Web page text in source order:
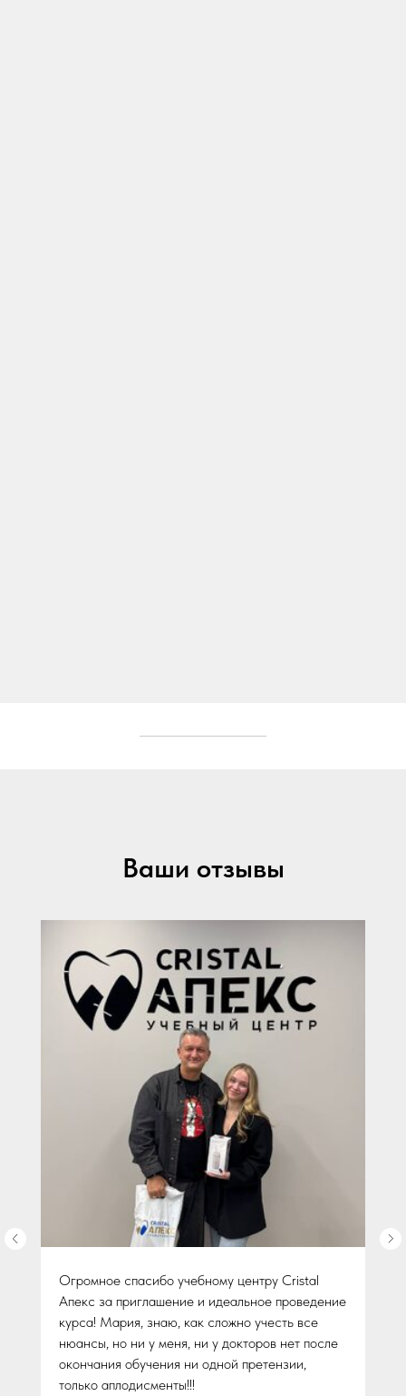
Ваши отзывы
Огромное спасибо учебному центру Cristal
Апекс за приглашение и идеальное проведение
курса! Мария, знаю, как сложно учесть все
нюансы, но ни у меня, ни у докторов нет после
окончания обучения ни одной претензии,
только аплодисменты!!!